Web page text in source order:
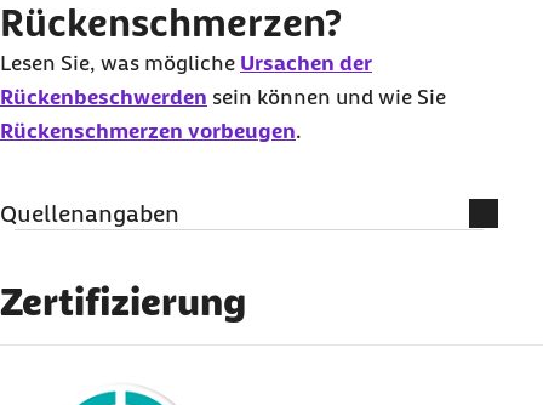
Rückenschmerzen?
Lesen Sie, was mögliche Ursachen der
Rückenbeschwerden sein können und wie Sie
Rückenschmerzen vorbeugen.
Quellenangaben
Institut für Qualität und Wirtschaftlichkeit im
Gesundheitswesen (IQWiG): (Abruf vom
17.12.2024)Rücken und Kreuzschmerzen
Zertifizierung